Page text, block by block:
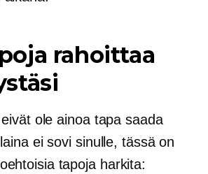
rahoittaa
ole ainoa tapa saada
ei sovi sinulle, tässä on
tapoja harkita: